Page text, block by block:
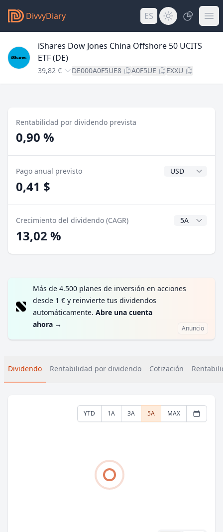
DivvyDiary ES
iShares Dow Jones China Offshore 50 UCITS
ETF (DE)
39,82 € DE000A0F5UE8 A0F5UE EXXU
Rentabilidad por dividendo prevista
0,90 %
Pago anual previsto Divisa del
0,41 $
Crecimiento del dividendo (CAGR) Años CAGR
13,02 %
Más de 4.500 planes de inversión en acciones
desde 1 € y reinvierte tus dividendos
automáticamente. Abre una cuenta
ahora → Anuncio
Dividendo Rentabilidad por dividendo Cotización
YTD 1A 3A 5A MAX